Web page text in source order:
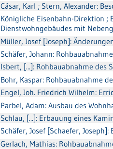
Cäsar, Karl ; Stern, Alexander:
Königliche Eisenbahn-Direktion
Dienstwohngebäudes mit
Müller, Josef [Joseph]:
Schäfer, Johann:
Isbert, [...]: Rohbauabnahme des
Bohr, Kaspar: Rohbauabnahme
Engel, Joh. Friedrich Wilhelm:
Parbel, Adam: Ausbau des
Schlau, [...]: Erbauung eines
Schäfer, Josef [Schaefer,
Gerlach, Mathias: